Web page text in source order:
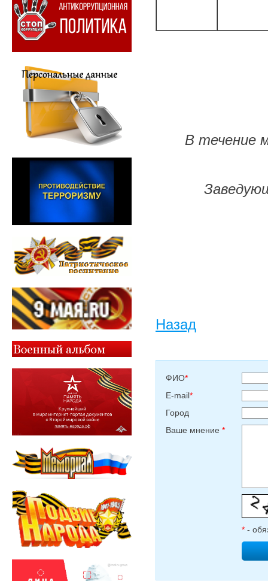
В течение
Назад
ФИО*
E-mail*
Город
Ваше мнение *
* -